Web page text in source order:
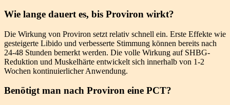
Wie lange dauert es, bis Proviron wirkt?
Die Wirkung von Proviron setzt relativ schnell ein. Erste Effekte wie
gesteigerte Libido und verbesserte Stimmung können bereits nach
24-48 Stunden bemerkt werden. Die volle Wirkung auf SHBG-
Reduktion und Muskelhärte entwickelt sich innerhalb von 1-2
Wochen kontinuierlicher Anwendung.
Benötigt man nach Proviron eine PCT?